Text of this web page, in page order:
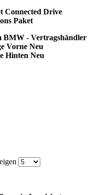
Connected Drive
Paket
BMW - Vertragshändler
Vorne Neu
Hinten Neu